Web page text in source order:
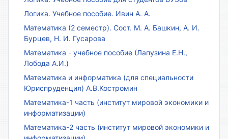
Логика. Учебное пособие. Ивин А. А.
Математика (2 семестр). Сост. М. А. Башкин, А. И.
Бурцев, Н. И. Гусарова
Математика - учебное пособие (Лапузина Е.Н.,
Лобода А.И.)
Математика и информатика (для специальности
Юриспруденция) А.В.Костромин
Математика-1 часть (институт мировой экономики и
информатизации)
Математика-2 часть (институт мировой экономики и